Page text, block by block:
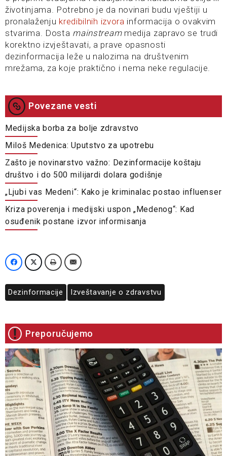
životinjama. Potrebno je da novinari budu vještiji u
pronalaženju kredibilnih izvora informacija o ovakvim
stvarima. Dosta mainstreammedija zapravo se trudi
korektno izvještavati, a prave opasnosti
dezinformacija leže u nalozima na društvenim
mrežama, za koje praktično i nema neke regulacije.
Povezane vesti
Medijska borba za bolje zdravstvo
Miloš Medenica: Uputstvo za upotrebu
Zašto je novinarstvo važno: Dezinformacije koštaju
društvo i do 500 milijardi dolara godišnje
„Ljubi vas Medeni“: Kako je kriminalac postao influenser
Kriza poverenja i medijski uspon „Medenog“: Kad
osuđenik postane izvor informisanja
Dezinformacije Izveštavanje o zdravstvu
Preporučujemo